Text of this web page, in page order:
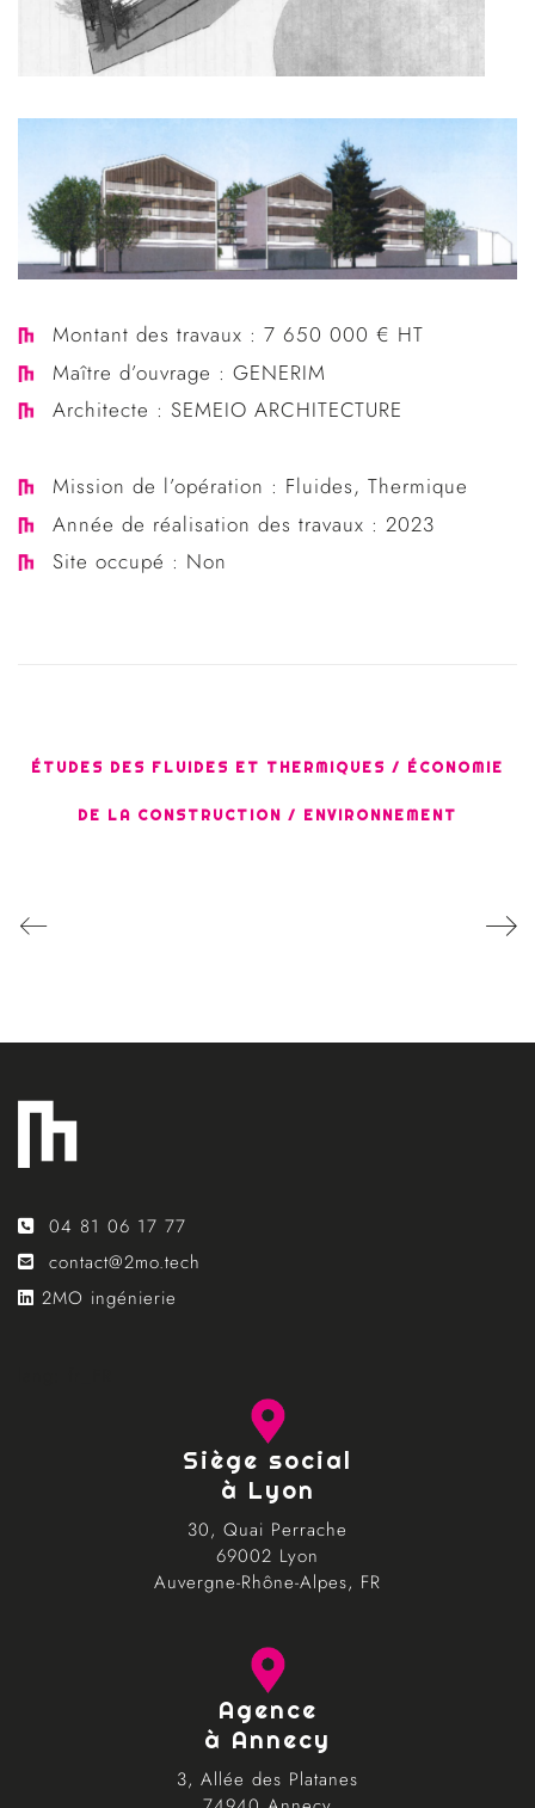
Montant des travaux : 7 650 000 € HT
Maître d’ouvrage : GENERIM
Architecte : SEMEIO ARCHITECTURE
Mission de l’opération : Fluides, Thermique
Année de réalisation des travaux : 2023
Site occupé : Non
ÉTUDES DES FLUIDES ET THERMIQUES / ÉCONOMIE
DE LA CONSTRUCTION / ENVIRONNEMENT
04 81 06 17 77
contact@2mo.tech
2MO ingénierie
Siège social
à Lyon
30, Quai Perrache
69002 Lyon
Auvergne-Rhône-Alpes, FR
Agence
à Annecy
3, Allée des Platanes